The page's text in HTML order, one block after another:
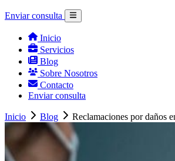
Enviar consulta
Inicio
Servicios
Blog
Sobre Nosotros
Contacto
Enviar consulta
Inicio Blog Reclamaciones por daños